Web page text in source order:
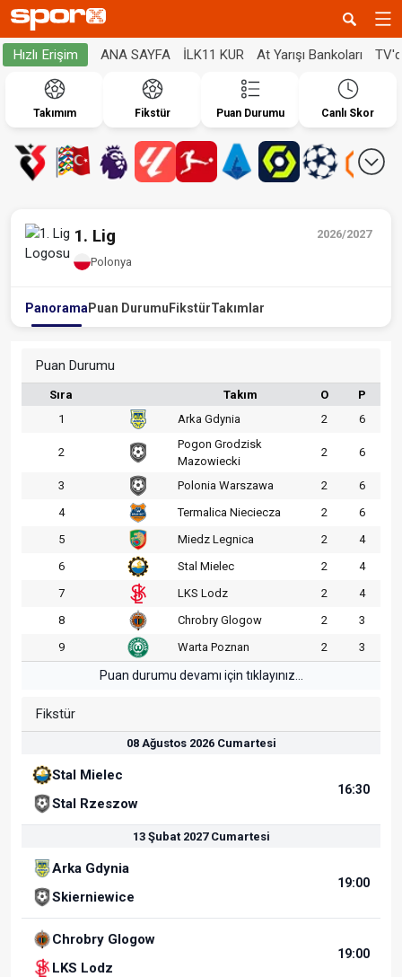
Hızlı Erişim ANA SAYFA İLK11 KUR At Yarışı Bankoları
Takımım Fikstür Puan Durumu Canlı Skor
2026/2027
1. Lig
Polonya
Panorama Puan Durumu FikstürTakımlar
Puan Durumu
Sıra Takım O
P
1
Arka Gdynia 2 6
2
Pogon Grodzisk
Mazowiecki
2 6
3 Polonia Warszawa 2
6
4
Termalica Nieciecza 2
6
5
Miedz Legnica 2
4
6
Stal Mielec 2
4
7
LKS Lodz 2
4
8
Chrobry Glogow 2
3
9
Warta Poznan 2 3
Puan durumu devamı için tıklayınız...
Fikstür
08 Ağustos 2026 Cumartesi
Stal Mielec
Stal Rzeszow
16:30
13 Şubat 2027 Cumartesi
Arka Gdynia
Skierniewice
19:00
Chrobry Glogow
LKS Lodz
19:00